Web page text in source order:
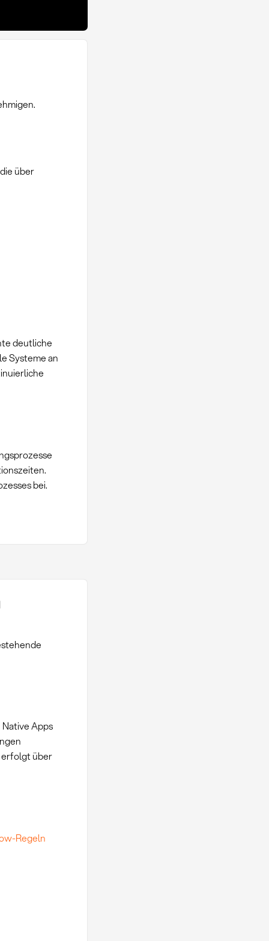
über
deutliche
Systeme an
bei.
Apps
über
Regeln